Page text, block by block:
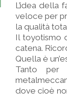
L’idea della
veloce per
la qualità
Il toyotismo
catena.
Quella è
Tanto per
dove cioè